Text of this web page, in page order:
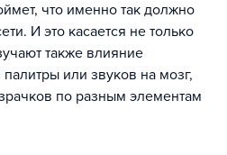
что именно так должно
И это касается не только
также влияние
или звуков на мозг,
по разным элементам